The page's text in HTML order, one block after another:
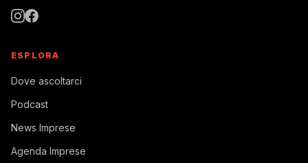
ESPLORA
Dove ascoltarci
Podcast
News Imprese
Agenda Imprese